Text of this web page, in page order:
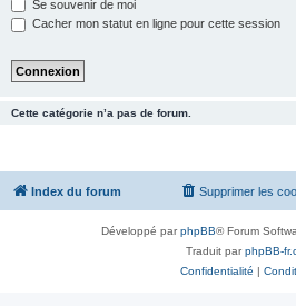
Se souvenir de moi
Cacher mon statut en ligne pour cette session
Cette catégorie n’a pas de forum.
Index du forum Supprimer les
Développé parphpBB® Forum
Traduit parphpBB-
Confidentialité |